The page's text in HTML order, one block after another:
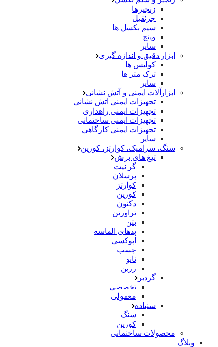
زنجیرها
جرثقیل
سیم بکسل ها
وینچ
سایر
ابزار دقیق و اندازه گیری
کولیس ها
ترک متر ها
سایر
ابزارآلات ایمنی و آتش نشانی
تجهیزات ایمنی اتش نشانی
تجهیزات ایمنی راهداری
تجهیزات ایمنی ساختمانی
تجهیزات ایمنی کارگاهی
سایر
سنگ، سرامیک، کوارتز، کورین
تیغ های برش
گرانیت
پرسلان
کوارتز
کورین
دکتون
تراورتن
بتن
پدهای الماسه
اپوکسی
چسب
نانو
رزین
گردبر
تخصصی
معمولی
سنباده
سنگ
کورین
محصولات ساختمانی
وبلاگ